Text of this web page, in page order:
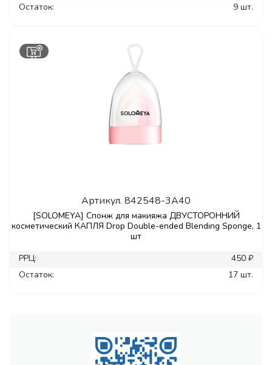
Остаток:
9 шт.
Артикул. 842548-3A40
[SOLOMEYA] Спонж для макияжа ДВУСТОРОННИЙ
косметический КАПЛЯ Drop Double-ended Blending Sponge, 1
шт
РРЦ:
450 ₽
Остаток:
17 шт.